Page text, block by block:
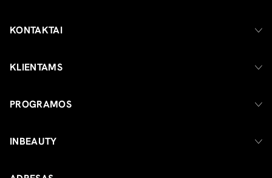
KONTAKTAI
KLIENTAMS
PROGRAMOS
INBEAUTY